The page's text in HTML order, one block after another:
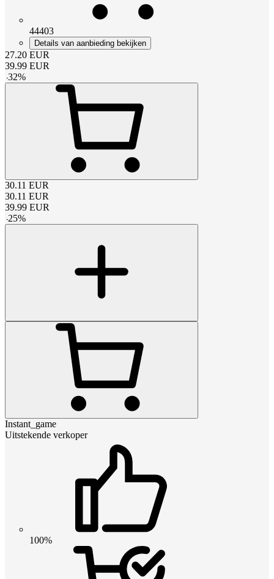
44403
Details van aanbieding bekijken
27.20 EUR
39.99 EUR
-32%
30.11 EUR
30.11 EUR
39.99 EUR
-25%
Instant_game
Uitstekende verkoper
100%